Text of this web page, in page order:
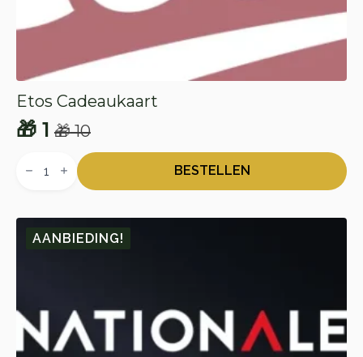
Etos Cadeaukaart
🎁10
Oorspronkelijke
prijs
🎁 10.
🎁 1
Huidige
prijs
🎁 1.
Cadeaukaart
BESTELLEN
AANBIEDING!